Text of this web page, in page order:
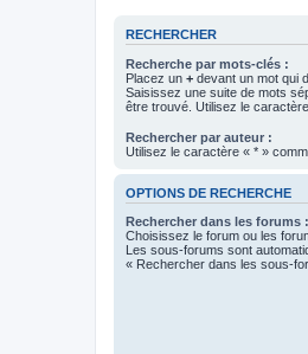
RECHERCHER
Recherche par mots-clés :
Placez un + devant un mot qui
Saisissez une suite de mots
être trouvé. Utilisez le
Rechercher par auteur :
Utilisez le caractère « * »
OPTIONS DE RECHERCHE
Rechercher dans les forums :
Choisissez le forum ou les
Les sous-forums sont
« Rechercher dans les sous-